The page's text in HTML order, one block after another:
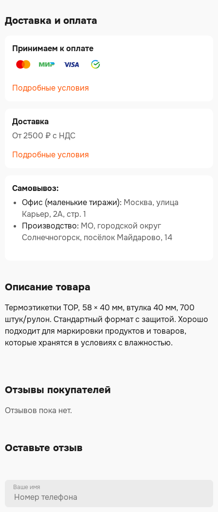
Доставка и оплата
Принимаем к оплате
Подробные условия
Доставка
От 2500 ₽ c НДС
Подробные условия
Самовывоз:
Офис (маленькие тиражи): Москва, улица
Карьер, 2А, стр. 1
Производство: МО, городской округ
Солнечногорск, посёлок Майдарово, 14
Описание товара
Термоэтикетки TOP, 58 × 40 мм, втулка 40 мм, 700
штук/рулон. Стандартный формат с защитой. Хорошо
подходит для маркировки продуктов и товаров,
которые хранятся в условиях с влажностью.
Отзывы покупателей
Отзывов пока нет.
Оставьте отзыв
Ваше имя